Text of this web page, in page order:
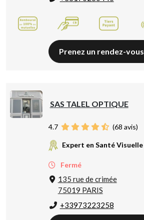
Prenez un rendez-vous
SAS TALEL OPTIQUE
4.7 (68 avis)
Expert en Santé Visuelle
Fermé
135 rue de crimée
75019 PARIS
+33973223258